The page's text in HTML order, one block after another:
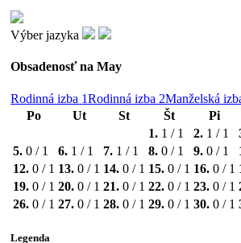
Výber jazyka
Obsadenosť na May
Rodinná izba 1Rodinná izba 2Manželská
Po
Ut St Št Pi
1. 1 / 1 2. 1 / 1
5. 0 / 1 6. 1 / 1 7. 1 / 1 8. 0 / 1 9. 0 / 1
12. 0 / 1 13. 0 / 1 14. 0 / 1 15. 0 / 1 16. 0 / 1
19. 0 / 1 20. 0 / 1 21. 0 / 1 22. 0 / 1 23. 0 / 1
26. 0 / 1 27. 0 / 1 28. 0 / 1 29. 0 / 1 30. 0 / 1
Legenda